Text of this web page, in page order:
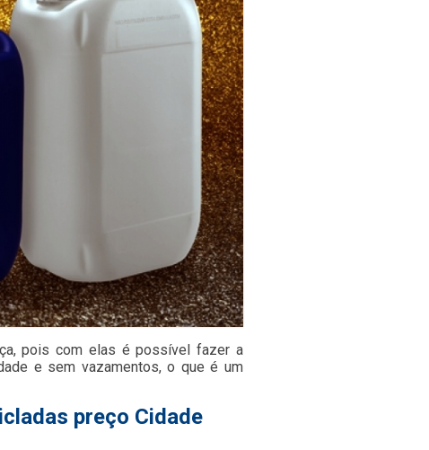
pois com elas é possível fazer a
e sem vazamentos, o que é um
preço Cidade